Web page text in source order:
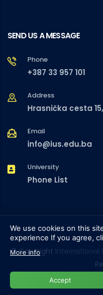
SEND US A MESSAGE
Phone
+387 33 957 101
Address
Hrasnička cesta
Email
info@ius.edu.ba
University
Phone List
© Copyright International
We use cookies on this
experience If you agree,
More info
Accept